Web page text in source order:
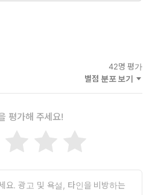
자 집필한 첫 책이다.
42명 평가
별점 분포 보기
평가해 주세요!